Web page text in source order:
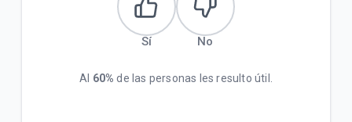
Sí No
Al 60% de las personas les resulto útil.